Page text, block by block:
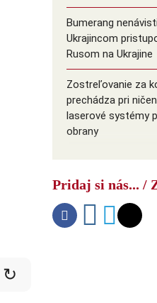
Bumerang
Ukrajincom
Rusom na Ukrajine
Zostreľovanie za
prechádza pri
laserové systémy
obrany
znepokojil
↻
Pridaj si nás... /